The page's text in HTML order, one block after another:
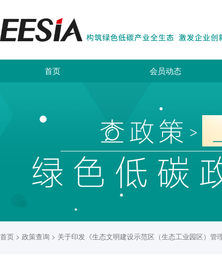
首页 会员动态
首页 > 政策查询 > 关于印发《生态文明建设示范区（生态工业园区）管